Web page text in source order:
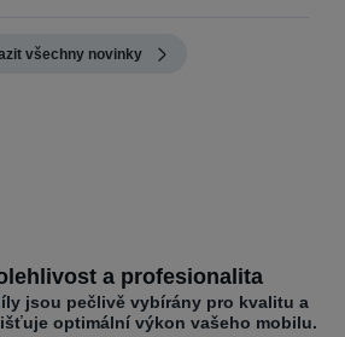
všechny novinky
a profesionalita
jsou pečlivě vybírány pro kvalitu a
optimální výkon vašeho mobilu.